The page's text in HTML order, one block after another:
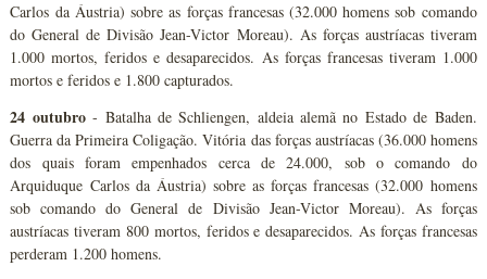
Carlos da Áustria) sobre as forças francesas (32.000 homens sob comando
do General de Divisão Jean-Victor Moreau). As forças austríacas tiveram
1.000 mortos, feridos e desaparecidos. As forças francesas tiveram 1.000
mortos e feridos e 1.800 capturados.
24 outubro- Batalha de Schliengen, aldeia alemã no Estado de Baden.
Guerra da Primeira Coligação. Vitória das forças austríacas (36.000 homens
dos quais foram empenhados cerca de 24.000, sob o comando do
Arquiduque Carlos da Áustria) sobre as forças francesas (32.000 homens
sob comando do General de Divisão Jean-Victor Moreau). As forças
austríacas tiveram 800 mortos, feridos e desaparecidos. As forças francesas
perderam 1.200 homens.